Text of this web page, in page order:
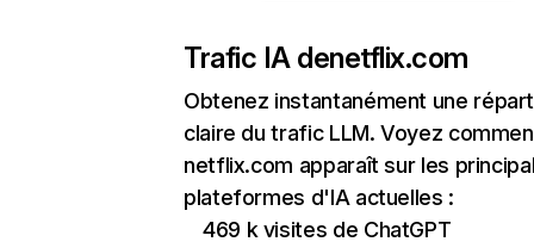
Trafic IA denetflix.com
Obtenez instantanément une
claire du trafic LLM. Voyez
netflix.com apparaît sur les
plateformes d'IA actuelles :
469 k visites de ChatGPT